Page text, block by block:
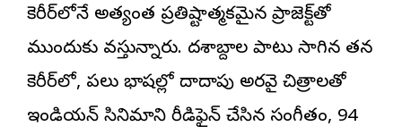
కెరీర్‌లోనే అత్యంత ప్రతిష్టాత్మకమైన ప్రాజెక్ట్‌తో
ముందుకు వస్తున్నారు. దశాబ్దాల పాటు సాగిన తన
కెరీర్‌లో, పలు భాషల్లో దాదాపు అరవై చిత్రాలతో
ఇండియన్ సినిమాని రీడిఫైన్ చేసిన సంగీతం, 94